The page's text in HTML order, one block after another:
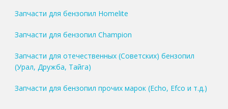
Запчасти для бензопил Homelite
Запчасти для бензопил Champion
Запчасти для отечественных (Советских) бензопил
(Урал, Дружба, Тайга)
Запчасти для бензопил прочих марок (Echo, Efco и т.д.)